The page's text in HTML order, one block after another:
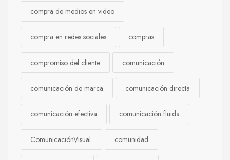
compra de medios en video
compra en redes sociales compras
compromiso del cliente comunicación
comunicación de marca comunicación directa
comunicación efectiva comunicación fluida
ComunicaciónVisual. comunidad